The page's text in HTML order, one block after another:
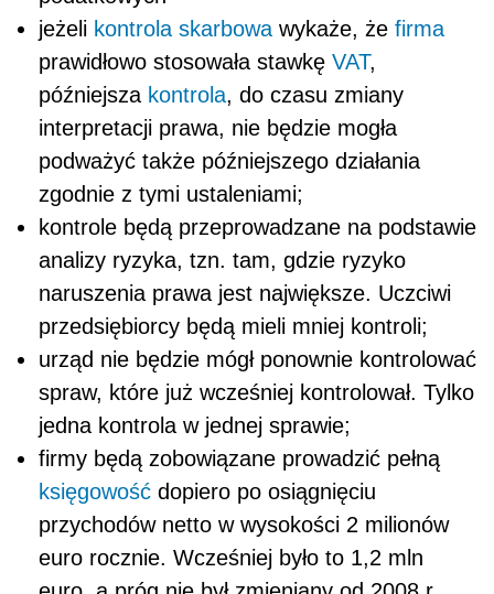
jeżeli kontrola skarbowa wykaże, że firma
prawidłowo stosowała stawkę VAT,
późniejsza kontrola, do czasu zmiany
interpretacji prawa, nie będzie mogła
podważyć także późniejszego działania
zgodnie z tymi ustaleniami;
kontrole będą przeprowadzane na podstawie
analizy ryzyka, tzn. tam, gdzie ryzyko
naruszenia prawa jest największe. Uczciwi
przedsiębiorcy będą mieli mniej kontroli;
urząd nie będzie mógł ponownie kontrolować
spraw, które już wcześniej kontrolował. Tylko
jedna kontrola w jednej sprawie;
firmy będą zobowiązane prowadzić pełną
księgowość dopiero po osiągnięciu
przychodów netto w wysokości 2 milionów
euro rocznie. Wcześniej było to 1,2 mln